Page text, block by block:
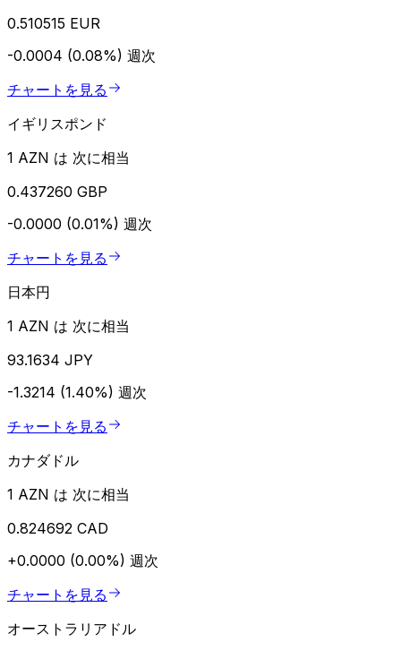
0.510515 EUR
-0.0004 (0.08%) 週次
チャートを見る
イギリスポンド
1 AZN は 次に相当
0.437260 GBP
-0.0000 (0.01%) 週次
チャートを見る
日本円
1 AZN は 次に相当
93.1634 JPY
-1.3214 (1.40%) 週次
チャートを見る
カナダドル
1 AZN は 次に相当
0.824692 CAD
+0.0000 (0.00%) 週次
チャートを見る
オーストラリアドル